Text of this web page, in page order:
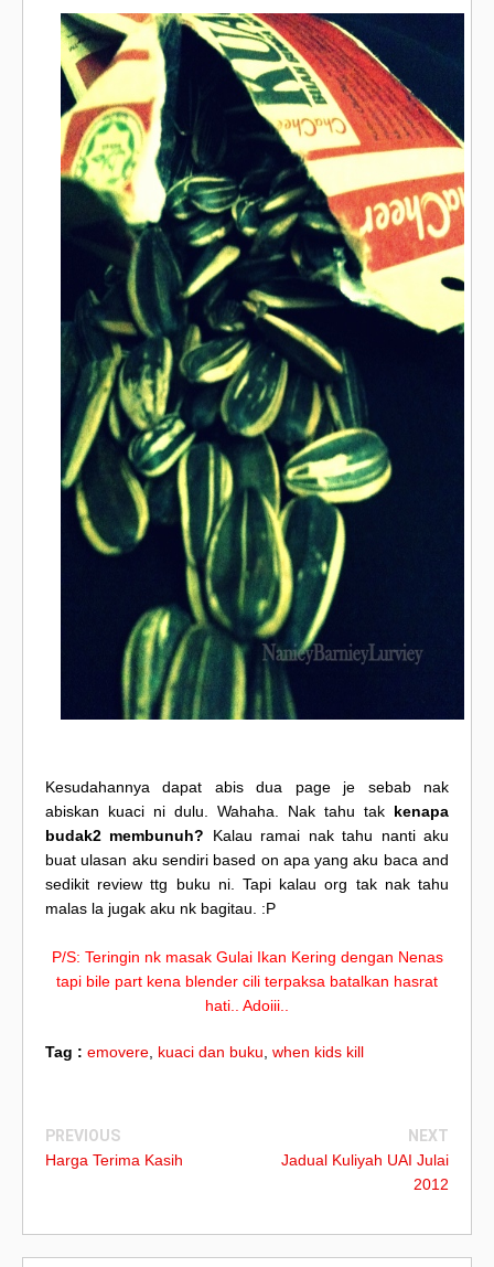
Kesudahannya dapat abis dua page je sebab nak
abiskan kuaci ni dulu. Wahaha. Nak tahu tak kenapa
budak2 membunuh? Kalau ramai nak tahu nanti aku
buat ulasan aku sendiri based on apa yang aku baca and
sedikit review ttg buku ni. Tapi kalau org tak nak tahu
malas la jugak aku nk bagitau. :P
P/S: Teringin nk masak Gulai Ikan Kering dengan Nenas
tapi bile part kena blender cili terpaksa batalkan hasrat
hati.. Adoiii..
Tag : emovere kuaci dan buku when kids kill
PREVIOUS
Harga Terima Kasih
NEXT
Jadual Kuliyah UAI Julai
2012